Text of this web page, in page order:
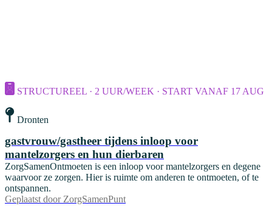
STRUCTUREEL · 2 UUR/WEEK · START VANAF 17 AUG
Dronten
gastvrouw/gastheer tijdens inloop voor
mantelzorgers en hun dierbaren
ZorgSamenOntmoeten is een inloop voor mantelzorgers en degene
waarvoor ze zorgen. Hier is ruimte om anderen te ontmoeten, of te
ontspannen.
Geplaatst door ZorgSamenPunt